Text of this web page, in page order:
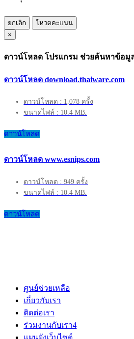
ยกเลิก
โหวตคะแนน
×
ดาวน์โหลด โปรแกรม ช่วยค้นหาข้อมูล
ดาวน์โหลด download.thaiware.com
ดาวน์โหลด : 1,078 ครั้ง
ขนาดไฟล์ : 10.4 MB.
ดาวน์โหลด
ดาวน์โหลด www.esnips.com
ดาวน์โหลด : 949 ครั้ง
ขนาดไฟล์ : 10.4 MB.
ดาวน์โหลด
ศูนย์ช่วยเหลือ
เกี่ยวกับเรา
ติดต่อเรา
ร่วมงานกับเรา4
แผนผังเว็บไซต์